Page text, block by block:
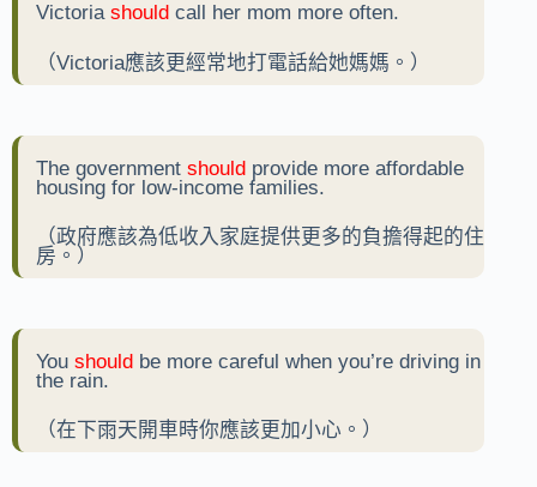
Victoria should call her mom more often.
（Victoria應該更經常地打電話給她媽媽。）
The government should provide more affordable
housing for low-income families.
（政府應該為低收入家庭提供更多的負擔得起的住
房。）
You should be more careful when you’re driving in
the rain.
（在下雨天開車時你應該更加小心。）